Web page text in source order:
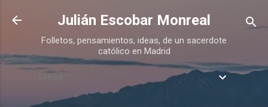
Ir al contenido principal
Julián Escobar Monreal
Folletos, pensamientos, ideas, de un sacerdote
católico en Madrid
Menú